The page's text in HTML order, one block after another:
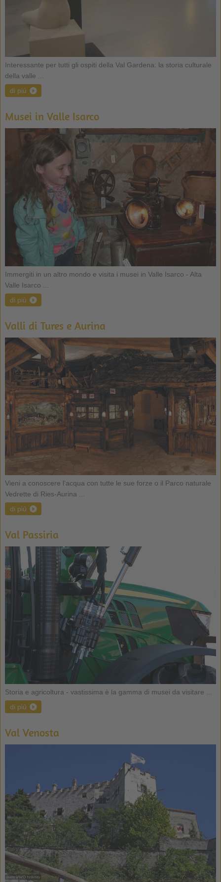
Interessante per tutti gli ospiti della Val Gardena: la storia culturale
della valle ...
di più
Musei in Valle Isarco
Immergiti in un altro mondo e visita i musei in Valle Isarco - Alta
Valle Isarco ...
di più
Valli di Tures e Aurina
Vieni a conoscere l'acqua con tutte le sue forze o il Parco naturale
Vedrette di Ries-Aurina ...
di più
Val Passiria
Storia e agricoltura - vastissima è la gamma di musei da visitare ...
di più
Val Venosta